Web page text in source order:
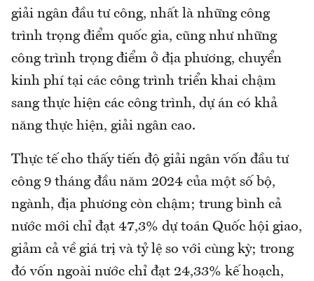
giải ngân đầu tư công, nhất là những công
trình trọng điểm quốc gia, cũng như những
công trình trọng điểm ở địa phương, chuyển
kinh phí tại các công trình triển khai chậm
sang thực hiện các công trình, dự án có khả
năng thực hiện, giải ngân cao.
Thực tế cho thấy tiến độ giải ngân vốn đầu tư
công 9 tháng đầu năm 2024 của một số bộ,
ngành, địa phương còn chậm; trung bình cả
nước mới chỉ đạt 47,3% dự toán Quốc hội giao,
giảm cả về giá trị và tỷ lệ so với cùng kỳ; trong
đó vốn ngoài nước chỉ đạt 24,33% kế hoạch,